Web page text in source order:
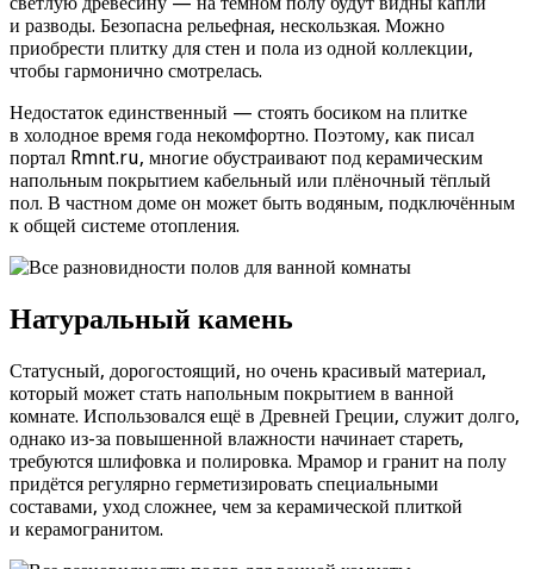
и разводы. Безопасна рельефная, нескользкая. Можно
приобрести плитку для стен и пола из одной коллекции,
чтобы гармонично смотрелась.
Недостаток единственный — стоять босиком на плитке
в холодное время года некомфортно. Поэтому, как писал
портал Rmnt.ru, многие обустраивают под керамическим
напольным покрытием кабельный или плёночный тёплый
пол. В частном доме он может быть водяным, подключённым
к общей системе отопления.
Натуральный камень
Статусный, дорогостоящий, но очень красивый материал,
который может стать напольным покрытием в ванной
комнате. Использовался ещё в Древней Греции, служит долго,
однако из-за повышенной влажности начинает стареть,
требуются шлифовка и полировка. Мрамор и гранит на полу
придётся регулярно герметизировать специальными
составами, уход сложнее, чем за керамической плиткой
и керамогранитом.